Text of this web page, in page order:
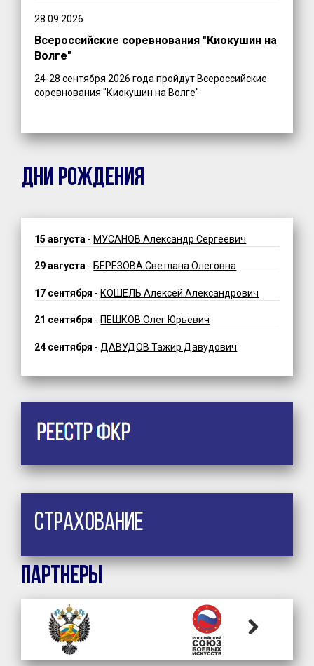
28.09.2026
Всероссийские соревнования "Киокушин на
Волге"
24-28 сентября 2026 года пройдут Всероссийские
соревнования "Киокушин на Волге"
ДНИ РОЖДЕНИЯ
15 августа - МУСАНОВ Александр Сергеевич
29 августа - БЕРЕЗОВА Светлана Олеговна
17 сентября - КОШЕЛЬ Алексей Александрович
21 сентября - ПЕШКОВ Олег Юрьевич
24 сентября - ДАВУДОВ Тажир Давудович
Страхование
Партнеры
Previous